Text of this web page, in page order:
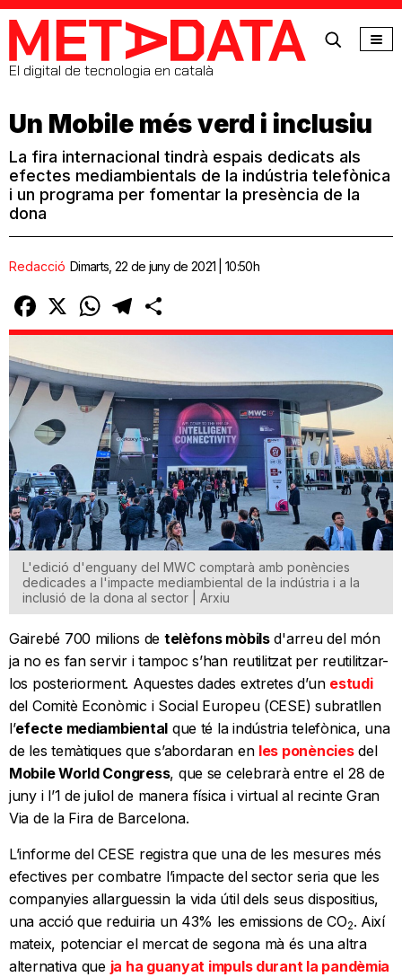
MetaData
El digital de tecnologia en català
Un Mobile més verd i inclusiu
La fira internacional tindrà espais dedicats als
efectes mediambientals de la indústria telefònica
i un programa per fomentar la presència de la
dona
Redacció Dimarts, 22 de juny de 2021 | 10:50h
Facebook
X WhatsAppTelegram
L'edició d'enguany del MWC comptarà amb ponències
dedicades a l'impacte mediambiental de la indústria i a la
inclusió de la dona al sector | Arxiu
Gairebé 700 milions de telèfons mòbilsd'arreu del món
ja no es fan servir i tampoc s’han reutilitzat per reutilitzar-
los posteriorment. Aquestes dades extretes d’un estudi
del Comitè Econòmic i Social Europeu (CESE) subratllen
l’efecte mediambiental que té la indústria telefònica, una
de les temàtiques que s’abordaran en les ponènciesdel
Mobile World Congress, que se celebrarà entre el 28 de
juny i l’1 de juliol de manera física i virtual al recinte Gran
Via de la Fira de Barcelona.
L’informe del CESE registra que una de les mesures més
efectives per combatre l’impacte del sector seria que les
companyies allarguessin la vida útil dels seus dispositius,
una acció que reduiria un 43% les emissions de CO2. Així
mateix, potenciar el mercat de segona mà és una altra
alternativa que ja ha guanyat impuls durant la pandèmia